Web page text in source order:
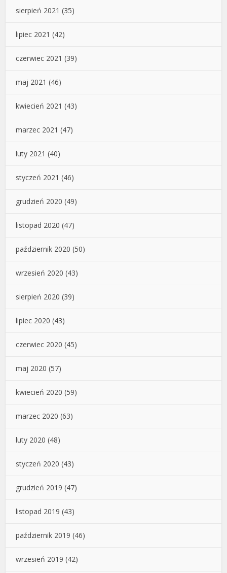
sierpień 2021 (35)
lipiec 2021 (42)
czerwiec 2021 (39)
maj 2021 (46)
kwiecień 2021 (43)
marzec 2021 (47)
luty 2021 (40)
styczeń 2021 (46)
grudzień 2020 (49)
listopad 2020 (47)
październik 2020 (50)
wrzesień 2020 (43)
sierpień 2020 (39)
lipiec 2020 (43)
czerwiec 2020 (45)
maj 2020 (57)
kwiecień 2020 (59)
marzec 2020 (63)
luty 2020 (48)
styczeń 2020 (43)
grudzień 2019 (47)
listopad 2019 (43)
październik 2019 (46)
wrzesień 2019 (42)